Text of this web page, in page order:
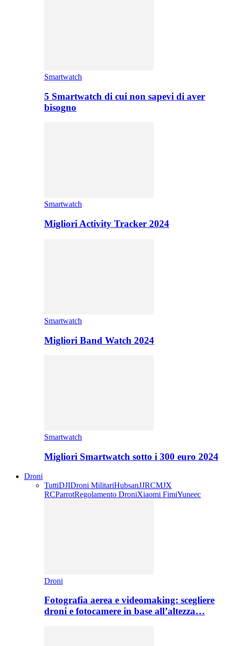
Smartwatch
5 Smartwatch di cui non sapevi di aver
bisogno
Smartwatch
Migliori Activity Tracker 2024
Smartwatch
Migliori Band Watch 2024
Smartwatch
Migliori Smartwatch sotto i 300 euro 2024
Droni
TuttiDJIDroni MilitariHubsanJJRCMJX
RCParrotRegolamento DroniXiaomi FimiYuneec
Droni
Fotografia aerea e videomaking: scegliere
droni e fotocamere in base all’altezza…